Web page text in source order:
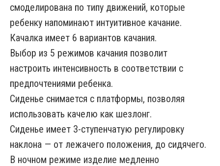
смоделирована по типу движений, которые
ребенку напоминают интуитивное качание.
Качалка имеет 6 вариантов качания.
Выбор из 5 режимов качания позволит
настроить интенсивность в соответствии с
предпочтениями ребенка.
Сиденье снимается с платформы, позволяя
использовать качелю как шезлонг.
Сиденье имеет 3-ступенчатую регулировку
наклона — от лежачего положения, до сидячего.
В ночном режиме изделие медленно